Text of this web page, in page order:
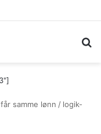
billigere
samme lønn / logik-